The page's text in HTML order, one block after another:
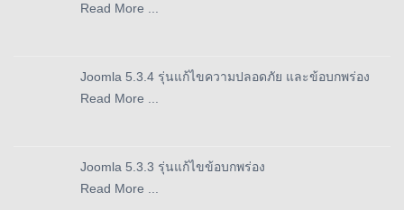
Read More ...
Joomla 5.3.4 รุ่นแก้ไขความปลอดภัย และข้อบกพร่อง
Read More ...
Joomla 5.3.3 รุ่นแก้ไขข้อบกพร่อง
Read More ...